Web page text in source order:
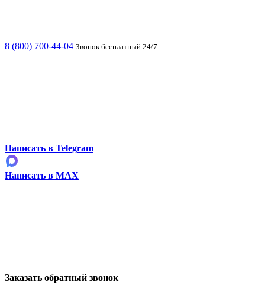
8 (800) 700-44-04 Звонок бесплатный 24/7
Написать в Telegram
Написать в MAX
Заказать обратный звонок